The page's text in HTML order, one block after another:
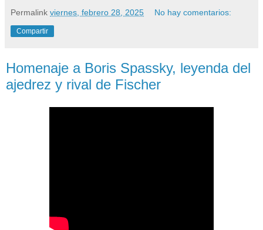
Permalink viernes, febrero 28, 2025 No hay comentarios:
Compartir
Homenaje a Boris Spassky, leyenda del
ajedrez y rival de Fischer